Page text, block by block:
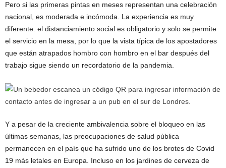
Pero si las primeras pintas en meses representan una celebración
nacional, es moderada e incómoda. La experiencia es muy
diferente: el distanciamiento social es obligatorio y solo se permite
el servicio en la mesa, por lo que la vista típica de los apostadores
que están atrapados hombro con hombro en el bar después del
trabajo sigue siendo un recordatorio de la pandemia.
Y a pesar de la creciente ambivalencia sobre el bloqueo en las
últimas semanas, las preocupaciones de salud pública
permanecen en el país que ha sufrido uno de los brotes de Covid
19 más letales en Europa. Incluso en los jardines de cerveza de